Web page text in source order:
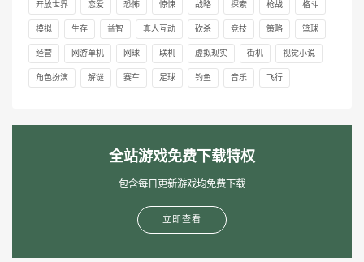
开放世界 恋爱 恐怖 惊悚 战略 探索 枪战 格斗
模拟 生存 益智 真人互动 砍杀 竞技 策略 篮球
经营 网游单机 网球 联机 虚拟现实 街机 视觉小说
角色扮演 解谜 赛车 足球 钓鱼 音乐 飞行
全站游戏免费下载特权
包含每日更新游戏均免费下载
立即查看